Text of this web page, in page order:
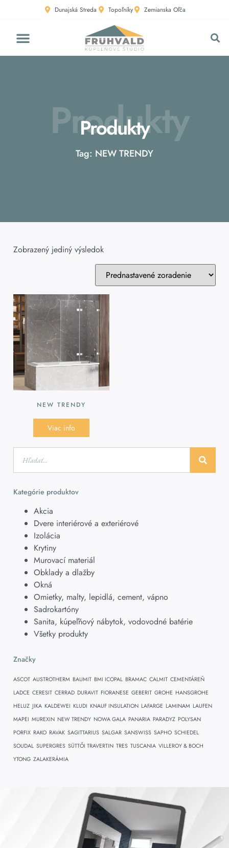
Dunajská Streda Topoľníky Zemianska Oľča
Produkty
Produkty
Tag: NEW TRENDY
Zobrazený jediný výsledok
NEW TRENDY
Viac info
Kategórie produktov
Akcia
Dvere interiérové a exteriérové
Izolácia
Krytiny
Murovací materiál
Obklady a dlažby
Okná
Omietky, malty, lepidlá, cement, vápno
Sadrokartóny
Sanita, kúpeľňový nábytok, vodovodné batérie
Všetky produkty
Značky
ASCOT AUSTROTHERM BAUMIT BMI ICOPAL BRAMAC CALMIT CEMENTÁREŇ
LADCE CERESIT CERRAD DURAVIT FIORANESE GEBERIT GROHE HANSGROHE
HELUZ JIKA KALDEWEI KLUDI KNAUF INSULATION LAFARGE LAMINAM LAUFEN
MAPEI MUREXIN NEW TRENDY NOWA GALA PANARIA PARADYZ POLYSAN
PORFIX RAKO RAVAK SAGITTARIUS SALGAR SANSWISS SAPHO SCHIEDEL
SOUDAL SUPERGRES SÜTTŐI TRAVERTIN TRES TUSCANIA VILLEROY & BOCH
YTONG ZALAKERÁMIA